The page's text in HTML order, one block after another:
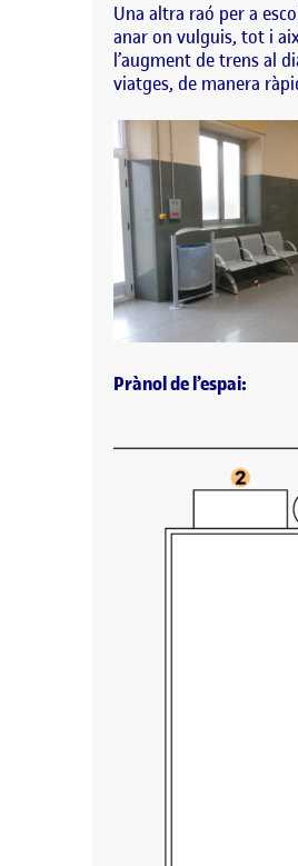
Una altra raó per a
anar on vulguis, tot i
l’augment de trens al
viatges, de manera
Prànol de l’espai: